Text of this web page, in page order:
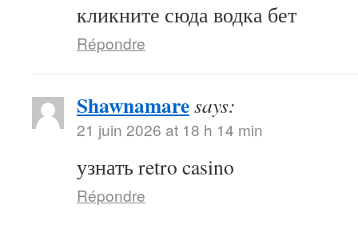
кликните сюда водка бет
Répondre
Shawnamaresays:
21 juin 2026 at 18 h 14 min
узнать retro casino
Répondre